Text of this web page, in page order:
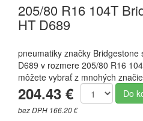
205/80 R16 104T
HT D689
pneumatiky značky Bridgestone
D689 v rozmere 205/80 R16
môžete vybrať z mnohých
204.43 €
bez DPH 166.20 €
Do